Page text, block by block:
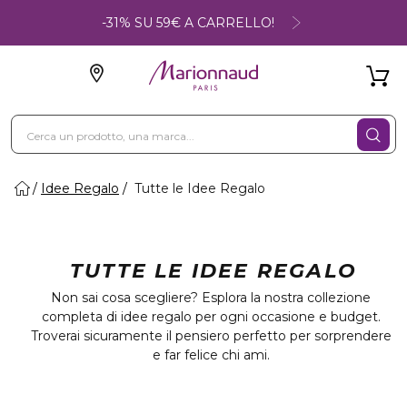
-31% SU 59€ A CARRELLO!
Idee Regalo Tutte le Idee Regalo
TUTTE LE IDEE REGALO
Non sai cosa scegliere? Esplora la nostra collezione
completa di idee regalo per ogni occasione e budget.
Troverai sicuramente il pensiero perfetto per sorprendere
e far felice chi ami.